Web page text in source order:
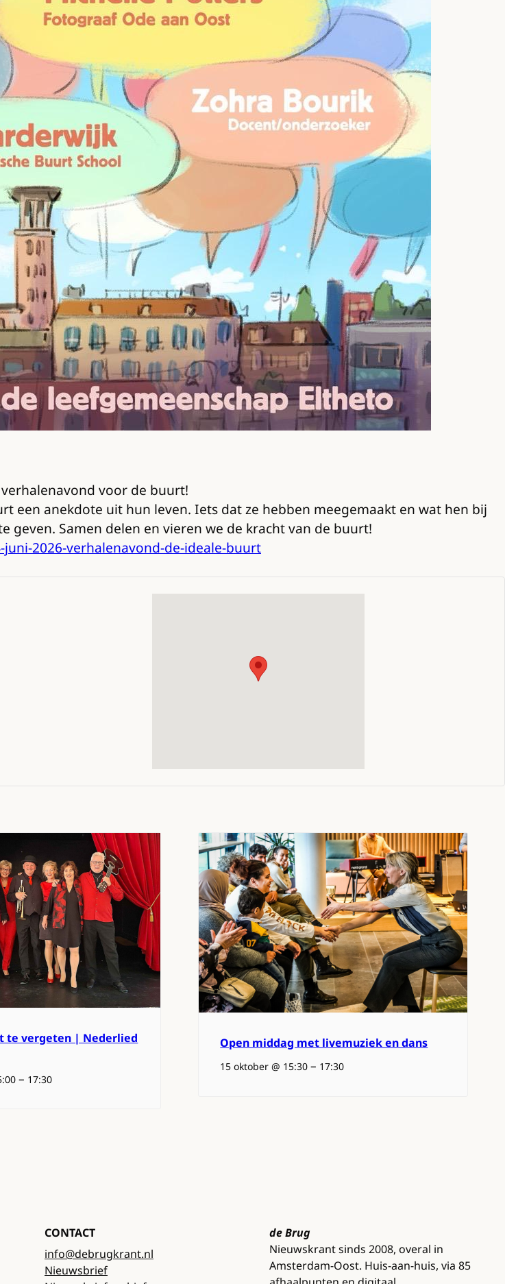
voor de buurt!
een anekdote uit hun leven. Iets dat ze hebben meegemaakt en wat hen bij
Samen delen en vieren we de kracht van de buurt!
2026-verhalenavond-de-ideale-buurt
te vergeten | Nederlied
– 17:30
Open middag met livemuziek en dans
15 oktober @ 15:30 – 17:30
CONTACT
info@debrugkrant.nl
Nieuwsbrief
de Brug
Nieuwskrant sinds 2008, overal in
Amsterdam-Oost. Huis-aan-huis, via 85